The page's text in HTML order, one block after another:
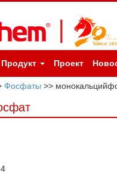
Продукт Проект
Фосфаты >>